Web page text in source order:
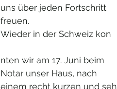
uns über jeden Fortschritt
freuen.
Wieder in der Schweiz kon
nten wir am 17. Juni beim
Notar unser Haus, nach
einem recht kurzen und